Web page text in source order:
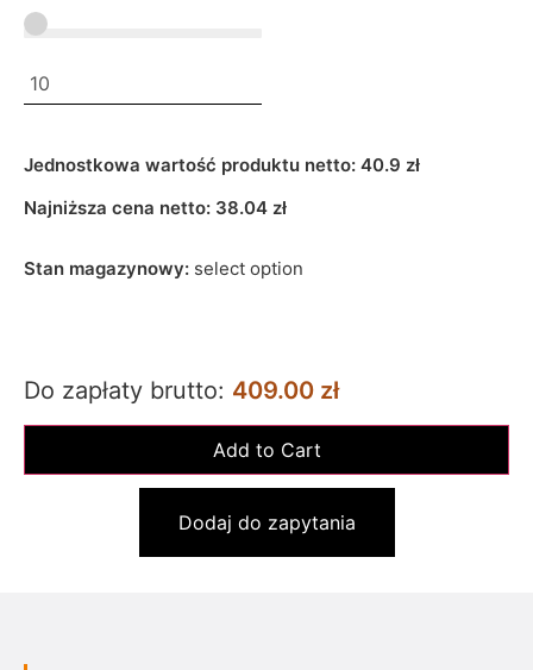
Jednostkowa wartość produktu netto: 40.9 zł
Najniższa cena netto: 38.04 zł
Stan magazynowy: select option
Do zapłaty brutto: 409.00 zł
Dodaj do zapytania